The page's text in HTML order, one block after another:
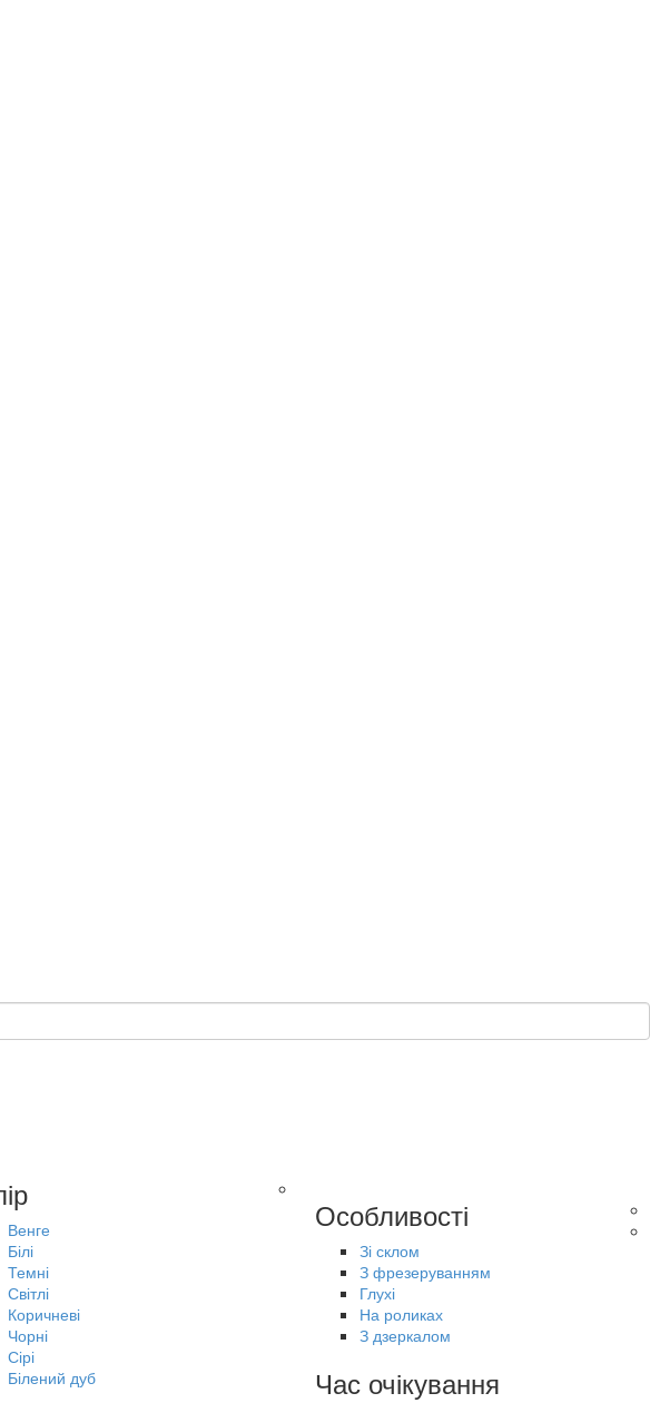
Венге
Білі
Темні
Світлі
Коричневі
Чорні
Сірі
Білений дуб
Особливості
Зі склом
З фрезеруванням
Глухі
На роликах
З дзеркалом
Час очікування